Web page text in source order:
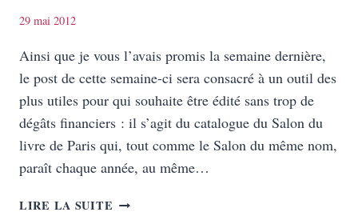
29 mai 2012
Ainsi que je vous l’avais promis la semaine dernière,
le post de cette semaine-ci sera consacré à un outil des
plus utiles pour qui souhaite être édité sans trop de
dégâts financiers : il s’agit du catalogue du Salon du
livre de Paris qui, tout comme le Salon du même nom,
paraît chaque année, au même…
LIRE LA SUITE HORS